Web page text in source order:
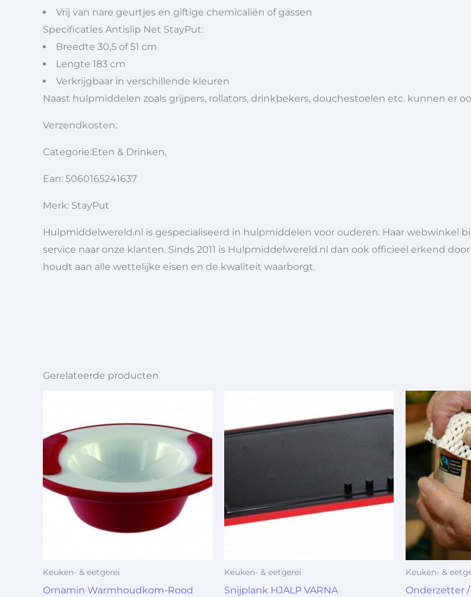
Vrij van nare geurtjes en giftige chemicaliën of gassen
Specificaties Antislip Net StayPut:
Breedte 30,5 of 51 cm
Lengte 183 cm
Verkrijgbaar in verschillende kleuren
Naast hulpmiddelen zoals grijpers, rollators, drinkbekers, douchestoelen etc. kunnen er
Verzendkosten:
Categorie:Eten & Drinken,
Ean: 5060165241637
Merk: StayPut
Hulpmiddelwereld.nl is gespecialiseerd in hulpmiddelen voor ouderen. Haar webwinkel
service naar onze klanten. Sinds 2011 is Hulpmiddelwereld.nl dan ook officieel erkend
houdt aan alle wettelijke eisen en de kwaliteit waarborgt.
Gerelateerde producten
Keuken- & eetgerei
Ornamin Warmhoudkom-Rood
Keuken- & eetgerei
Snijplank HJALP VARNA
Keuken- &
Onderzetter